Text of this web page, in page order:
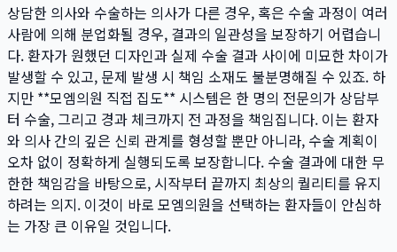
상담한 의사와 수술하는 의사가 다른 경우, 혹은 수술 과정이 여러
사람에 의해 분업화될 경우, 결과의 일관성을 보장하기 어렵습니
다. 환자가 원했던 디자인과 실제 수술 결과 사이에 미묘한 차이가
발생할 수 있고, 문제 발생 시 책임 소재도 불분명해질 수 있죠. 하
지만 **모엠의원 직접 집도** 시스템은 한 명의 전문의가 상담부
터 수술, 그리고 경과 체크까지 전 과정을 책임집니다. 이는 환자
와 의사 간의 깊은 신뢰 관계를 형성할 뿐만 아니라, 수술 계획이
오차 없이 정확하게 실행되도록 보장합니다. 수술 결과에 대한 무
한한 책임감을 바탕으로, 시작부터 끝까지 최상의 퀄리티를 유지
하려는 의지. 이것이 바로 모엠의원을 선택하는 환자들이 안심하
는 가장 큰 이유일 것입니다.